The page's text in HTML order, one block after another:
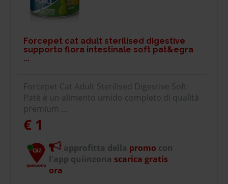
Forcepet cat adult sterilised digestive
supporto flora intestinale soft pat&egra
...
Forcepet Cat Adult Sterilised Digestive Soft
Patè è un alimento umido completo di qualità
premium ...
€ 1
approfitta della promo con
l'app quiinzona scarica gratis
ora